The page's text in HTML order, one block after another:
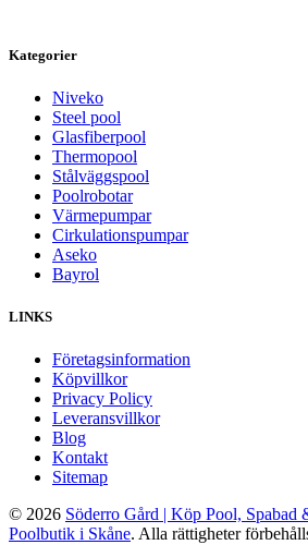
Kategorier
Niveko
Steel pool
Glasfiberpool
Thermopool
Stålväggspool
Poolrobotar
Värmepumpar
Cirkulationspumpar
Aseko
Bayrol
LINKS
Företagsinformation
Köpvillkor
Privacy Policy
Leveransvillkor
Blog
Kontakt
Sitemap
© 2026 Söderro Gård | Köp Pool, Spabad
Poolbutik i Skåne. Alla rättigheter